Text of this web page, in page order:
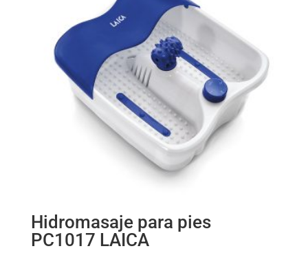
Hidromasaje para pies
PC1017 LAICA